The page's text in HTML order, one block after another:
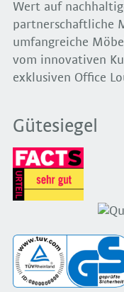
Wert auf
partnerschaftliche
umfangreiche
vom innovativen
exklusiven Office
Gütesiegel